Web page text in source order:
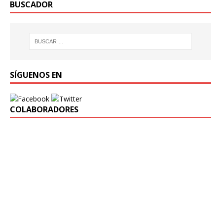
BUSCADOR
SÍGUENOS EN
COLABORADORES